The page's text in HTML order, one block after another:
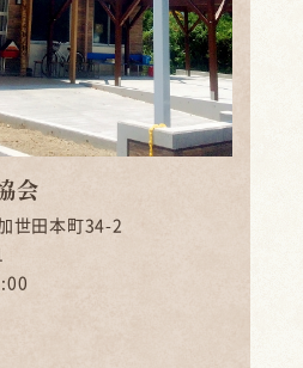
会
世田本町34-2